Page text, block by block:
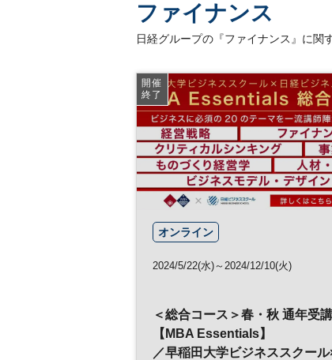
ファイナンス
日経グループの『ファイナンス』に関
開催
終了
オンライン
2024/5/22(水)～2024/12/10(火)
＜総合コース＞春・秋 通年受講
【MBA Essentials】
／早稲田大学ビジネススクール